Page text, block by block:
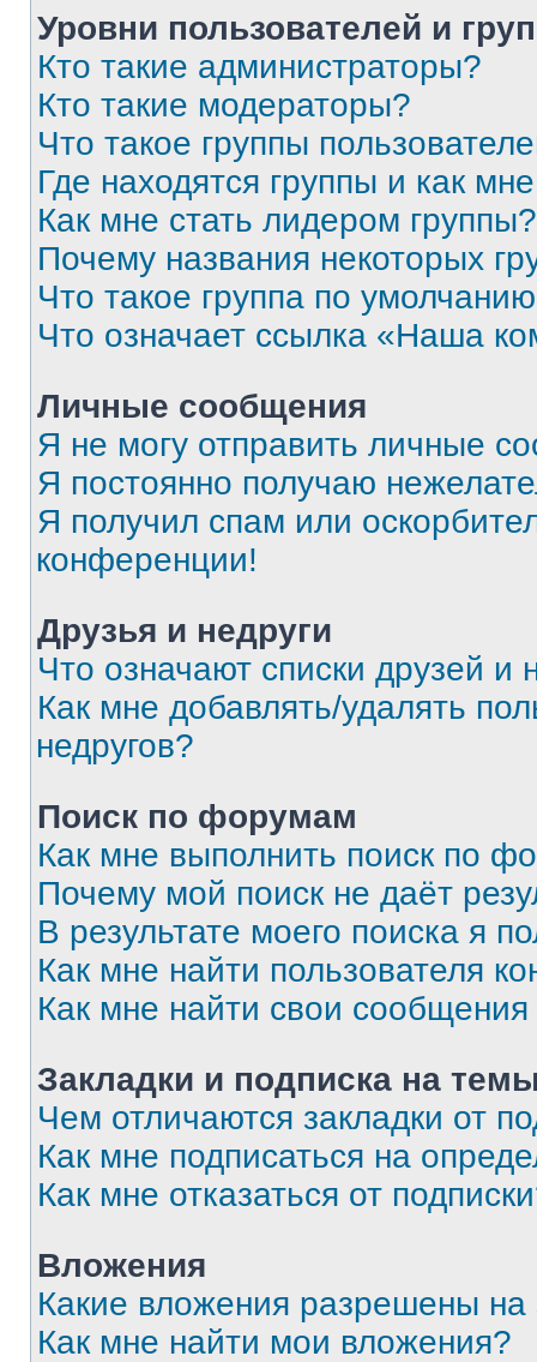
Уровни пользователей и
Кто такие администраторы?
Кто такие модераторы?
Что такое группы
Где находятся группы и как
Как мне стать лидером группы?
Почему названия некоторых
Что такое группа по
Что означает ссылка «Наша
Личные сообщения
Я не могу отправить личные
Я постоянно получаю
Я получил спам или
конференции!
Друзья и недруги
Что означают списки друзей и
Как мне добавлять/удалять
недругов?
Поиск по форумам
Как мне выполнить поиск по
Почему мой поиск не даёт
В результате моего поиска я
Как мне найти пользователя
Как мне найти свои
Закладки и подписка на
Чем отличаются закладки от
Как мне подписаться на
Как мне отказаться от
Вложения
Какие вложения разрешены
Как мне найти мои вложения?